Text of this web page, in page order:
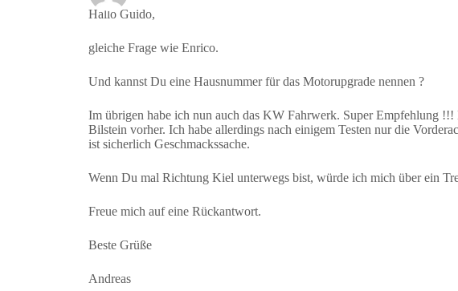
Hallo Guido,
gleiche Frage wie Enrico.
Und kannst Du eine Hausnummer für das Motorupgrade nennen ?
Im übrigen habe ich nun auch das KW Fahrwerk. Super Empfehlung
Bilstein vorher. Ich habe allerdings nach einigem Testen nur die
ist sicherlich Geschmackssache.
Wenn Du mal Richtung Kiel unterwegs bist, würde ich mich über ein
Freue mich auf eine Rückantwort.
Beste Grüße
Andreas